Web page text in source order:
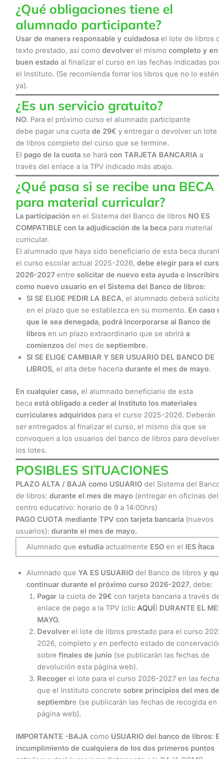
¿Qué obligaciones tiene el
alumnado participante?
Usar de manera responsable y cuidadosa el lote de libros
texto prestado, así como devolver el mismo completo y en
buen estadoal finalizar el curso en las fechas indicadas
el Instituto. (Se recomienda forrar los libros que no lo estén
ya).
¿Es un servicio gratuito?
NO. Para el próximo curso el alumnado participante
debe pagar una cuota de 29€ y entregar o devolver un lote
de libros completo del curso que se termine.
El pago de la cuotase hará con TARJETA BANCARIA a
través del enlace a la TPV indicado más abajo.
¿Qué pasa si se recibe una BECA
para material curricular?
La participación en el Sistema del Banco de libros NO ES
COMPATIBLE con la adjudicación de la becapara material
curricular.
El alumnado que haya sido beneficiario de esta beca
el curso escolar actual 2025-2026, debe elegir para el
2026-2027 entre solicitar de nuevo esta ayuda o
como nuevo usuario en el Sistema del Banco de libros:
SI SE ELIGE PEDIR LA BECA, el alumnado deberá
en el plazo que se establezca en su momento. En caso
que le sea denegada, podrá incorporarse al Banco de
librosen un plazo extraordinario que se abrirá a
comienzosdel mes de septiembre.
SI SE ELIGE CAMBIAR Y SER USUARIO DEL BANCO DE
LIBROS, el alta debe hacerla durante el mes de mayo.
En cualquier caso, el alumnado beneficiario de esta
beca está obligado a ceder al Instituto los materiales
curriculares adquiridospara el curso 2025-2026. Deberán
ser entregados al finalizar el curso, el mismo día que se
convoquen a los usuarios del banco de libros para devolver
los lotes.
POSIBLES SITUACIONES
PLAZO ALTA / BAJA como USUARIOdel Sistema del
de libros: durante el mes de mayo (entregar en oficinas del
centro educativo: horario de 9 a 14:00hrs)
PAGO CUOTA mediante TPV con tarjeta bancaria(nuevos
usuarios): durante el mes de mayo.
Alumnado que estudia actualmente ESO en el IES Ítaca
Alumnado que YA ES USUARIOdel Banco de libros y
continuar durante el próximo curso 2026-2027, debe:
Pagarla cuota de 29€ con tarjeta bancaria a través
enlace de pago a la TPV (clic AQUÍ) DURANTE EL
MAYO.
Devolverel lote de libros prestado para el curso
2026, completo y en perfecto estado de
sobre finales de junio(se publicarán las fechas de
devolución esta página web).
Recogerel lote para el curso 2026-2027 en las
que el Instituto concrete sobre principios del mes de
septiembre (se publicarán las fechas de recogida en
página web).
IMPORTANTE -BAJA como USUARIO del banco de libros:
incumplimiento de cualquiera de los dos primeros puntos